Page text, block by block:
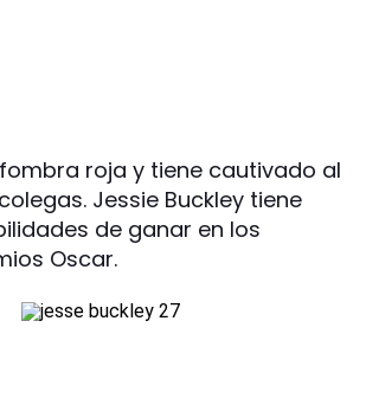
roja y tiene cautivado al
Jessie Buckley tiene
de ganar en los
Oscar.